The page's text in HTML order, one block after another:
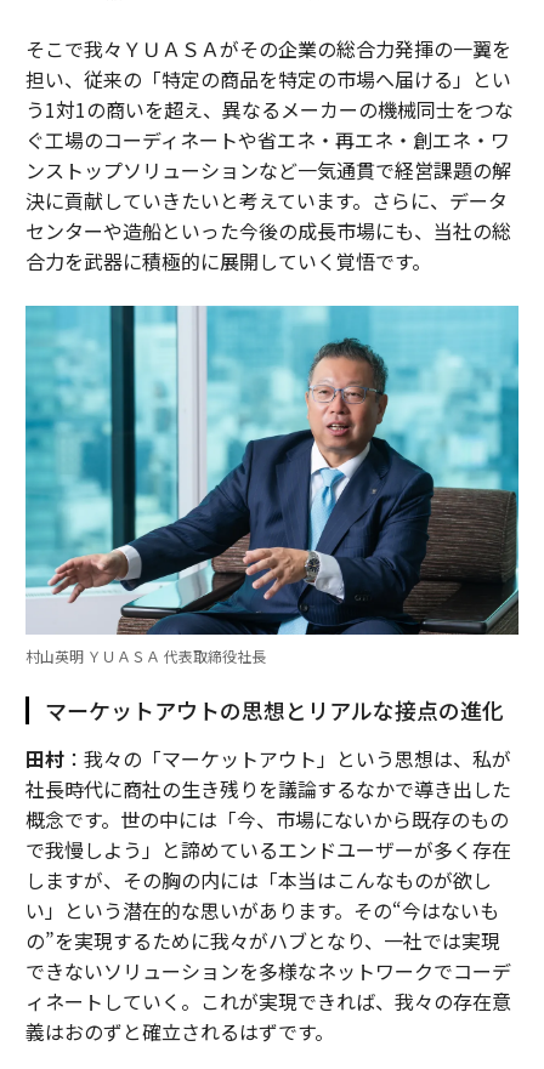
そこで我々ＹＵＡＳＡがその企業の総合力発揮の一翼を
担い、従来の「特定の商品を特定の市場へ届ける」とい
う1対1の商いを超え、異なるメーカーの機械同士をつな
ぐ工場のコーディネートや省エネ・再エネ・創エネ・ワ
ンストップソリューションなど一気通貫で経営課題の解
決に貢献していきたいと考えています。さらに、データ
センターや造船といった今後の成長市場にも、当社の総
合力を武器に積極的に展開していく覚悟です。
村山英明 ＹＵＡＳＡ 代表取締役社長
マーケットアウトの思想とリアルな接点の進化
田村：我々の「マーケットアウト」という思想は、私が
社長時代に商社の生き残りを議論するなかで導き出した
概念です。世の中には「今、市場にないから既存のもの
で我慢しよう」と諦めているエンドユーザーが多く存在
しますが、その胸の内には「本当はこんなものが欲し
い」という潜在的な思いがあります。その“今はないも
の”を実現するために我々がハブとなり、一社では実現
できないソリューションを多様なネットワークでコーデ
ィネートしていく。これが実現できれば、我々の存在意
義はおのずと確立されるはずです。